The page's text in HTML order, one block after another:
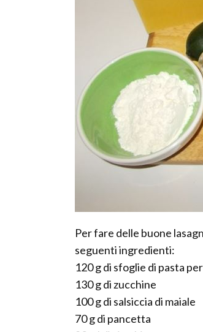
Per fare delle buone
seguenti ingredienti:
120 g di sfoglie di pasta
130 g di zucchine
100 g di salsiccia di maiale
70 g di pancetta